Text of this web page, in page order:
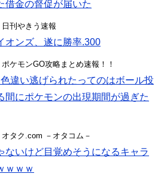
借金の督促が届いた
刊やきう速報
オンズ、遂に勝率.300
ケモンGO攻略まとめ速報！！
色違い逃げられたってのはボール投
間にポケモンの出現期間が過ぎた
タク.com －オタコム－
ないけど目覚めそうになるキャラ
ｗｗｗ